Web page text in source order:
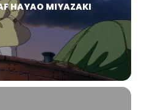
HAYAO MIYAZAKI